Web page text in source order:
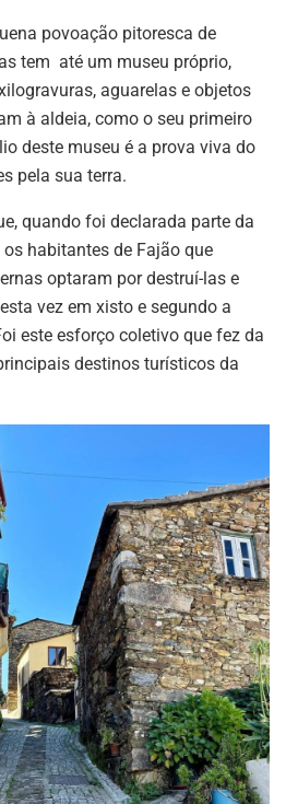
povoação pitoresca de
tem até um museu próprio,
aguarelas e objetos
à aldeia, como o seu primeiro
deste museu é a prova viva do
pela sua terra.
quando foi declarada parte da
os habitantes de Fajão que
optaram por destruí-las e
vez em xisto e segundo a
este esforço coletivo que fez da
destinos turísticos da